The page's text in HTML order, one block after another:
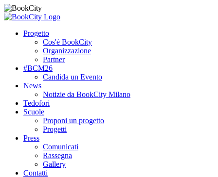
Progetto
Cos'è BookCity
Organizzazione
Partner
#BCM26
Candida un Evento
News
Notizie da BookCity Milano
Tedofori
Scuole
Proponi un progetto
Progetti
Press
Comunicati
Rassegna
Gallery
Contatti